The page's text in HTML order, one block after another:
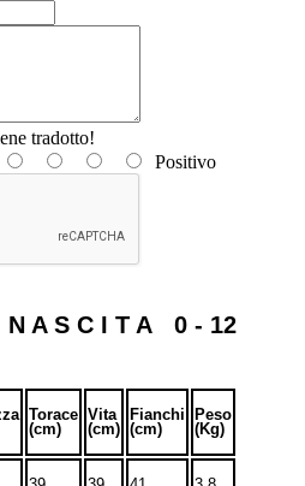
tradotto!
Positivo
A S C I T A 0 - 12
Torace
(cm)
Vita
(cm)
Fianchi
(cm)
Peso
(Kg)